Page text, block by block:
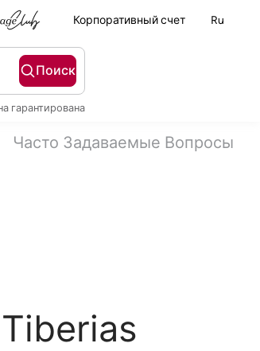
Корпоративный счет Ru
Поиск
гарантирована
Часто Задаваемые Вопросы